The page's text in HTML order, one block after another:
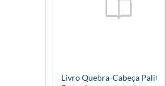
Livro Quebra-Cabeça Palito